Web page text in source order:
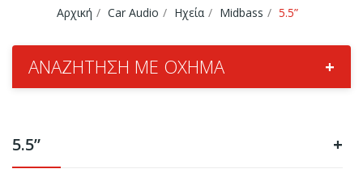
Αρχική Car Audio Ηχεία Midbass 5.5”
ΑΝΑΖΉΤΗΣΗ ΜΕ ΌΧΗΜΑ +
5.5” +